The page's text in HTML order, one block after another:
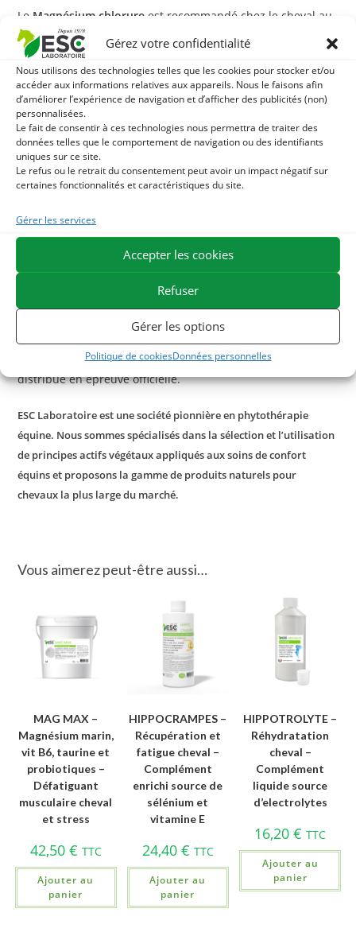
Gérez votre confidentialité
Nous utilisons des technologies telles que les cookies pour stocker et/ou
accéder aux informations relatives aux appareils. Nous le faisons afin
d’améliorer l’expérience de navigation et d’afficher des publicités (non)
personnalisées.
Le fait de consentir à ces technologies nous permettra de traiter des
données telles que le comportement de navigation ou des identifiants
uniques sur ce site.
Le refus ou le retrait du consentement peut avoir un impact négatif sur
certaines fonctionnalités et caractéristiques du site.
Gérer les services
Accepter les cookies
Refuser
Gérer les options
Politique de cookiesDonnées personnelles
Le Magnésium chlorure est recommandé chez le cheval au
travail pour apporter de la souplesse musculaire ou
favoriser une meilleure récupération, ou chez tous les
chevaux en période de fatigue ou de stress. il est
également recommandé chez la poulinière en fin de
gestation ou début d’allaitement lorsque les besoins sont
importants.
Avec quoi associer le Magnésium chlorure ?
chlorurepeut être complété par le
vitamine E et sélénium aux propriéts antioxydantes, de L-
lysine un acide aminé participant au développement
musculaire et favorisant la réxupération et de spiruline
En cas de stress marqué, vous pouvez utiliser notre
complément spécifique Zenpulse. Ce complément peut être
distribué en épreuve officielle.
ESC Laboratoire est une société pionnière en phytothérapie
équine. Nous sommes spécialisés dans la sélection et l’utilisation
de principes actifs végétaux appliqués aux soins de confort
équins et proposons la gamme de produits naturels pour
chevaux la plus large du marché.
Vous aimerez peut-être aussi…
MAG MAX –
Magnésium marin,
vit B6, taurine et
probiotiques –
Défatiguant
musculaire cheval
et stress
42,50 € TTC
Ajouter au
panier
HIPPOCRAMPES –
Récupération et
fatigue cheval –
Complément
enrichi source de
sélénium et
vitamine E
24,40 € TTC
Ajouter au
panier
HIPPOTROLYTE –
Réhydratation
cheval –
Complément
liquide source
d’electrolytes
16,20€ TTC
Ajouter au
panier